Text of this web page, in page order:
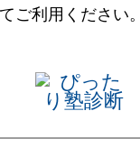
ご利用ください